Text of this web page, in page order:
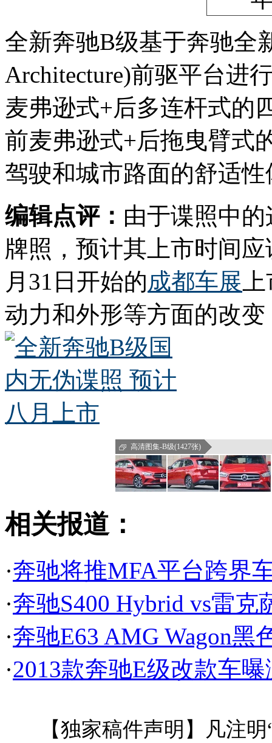
全新奔驰B级基于奔驰全
Architecture)前驱平台进
麦弗逊式+后多连杆式的
前麦弗逊式+后拖曳臂式
驾驶和城市路面的舒适性
编辑点评： 由于谍照中
牌照，预计其上市时间
月31日开始的成都车展
动力和外形等方面的改
高清图集-B级(1427张)
相关报道：
·奔驰将推MFA平台跨界
·奔驰S400 Hybrid vs雷克
·奔驰E63 AMG Wagon黑
·2013款奔驰E级改款车
【独家稿件声明】凡注